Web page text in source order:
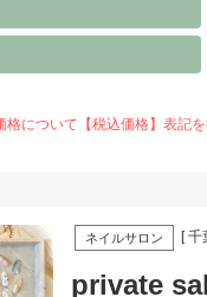
格について【税込価格】表記
ネイルサロン [ 千
private